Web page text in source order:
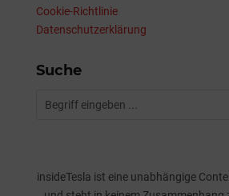
Cookie-Richtlinie
Datenschutzerklärung
Suche
insideTesla ist eine unabhängige